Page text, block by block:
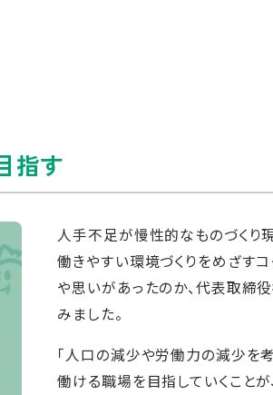
指す
人手不足が慢性的なものづくり
働きやすい環境づくりをめざす
や思いがあったのか、代表取締
みました。
「人口の減少や労働力の減少を
働ける職場を目指していくこと